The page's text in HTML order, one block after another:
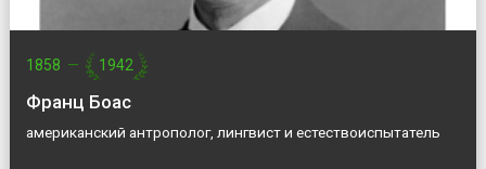
1858 — 1942
Франц Боас
американский антрополог, лингвист и естествоиспытатель